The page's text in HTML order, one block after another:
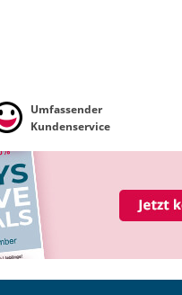
Umfassender
Kundenservice